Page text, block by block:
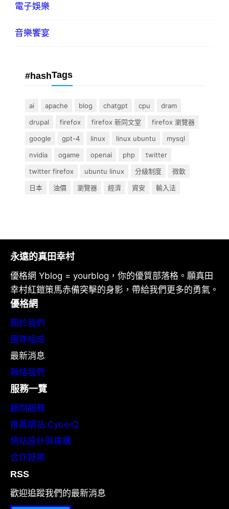
電子娛樂
音樂饗宴
#hashTags
ai apache blog chatgpt cpu
dram
drupal
firefox firefox 新同文堂
firefox 瀏覽器
google
gpt-4 linux linux ubuntu
mysql
nvidia
ogame openai php
twitter
twitter firefox
ubuntu linux 分級制度
微軟
日本
油價 瀏覽器 經濟 資安 輸入法
永遠的真田幸村
優格網 Yblog = yourblog，你的優質部落格。願真田
幸村紅鎧策馬赤備突擊的身影，帶給我們更多的勇氣。
優格網
關於我們
團隊組成
最新消息
聯絡我們
服務一覽
顧問服務
推薦網站:CyberQ
網站設計與建構
合作提案
RSS
歡迎追蹤我們的最新消息